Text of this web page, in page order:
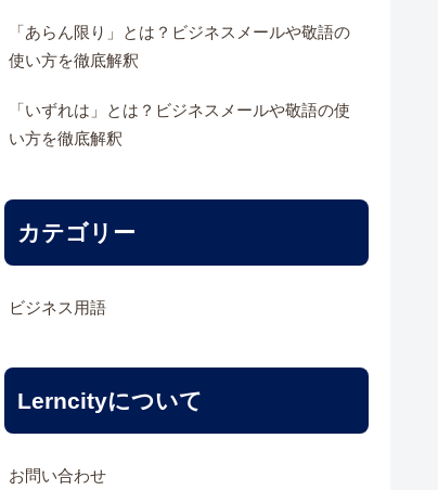
「あらん限り」とは？ビジネスメールや敬語の
使い方を徹底解釈
「いずれは」とは？ビジネスメールや敬語の使
い方を徹底解釈
カテゴリー
ビジネス用語
Lerncityについて
お問い合わせ